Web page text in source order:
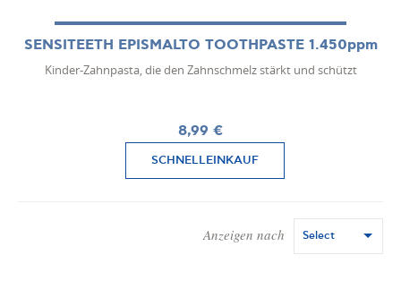
SENSITEETH EPISMALTO TOOTHPASTE 1.450ppm
Kinder-Zahnpasta, die den Zahnschmelz stärkt und schützt
8,99 €
SCHNELLEINKAUF
Anzeigen nach Select